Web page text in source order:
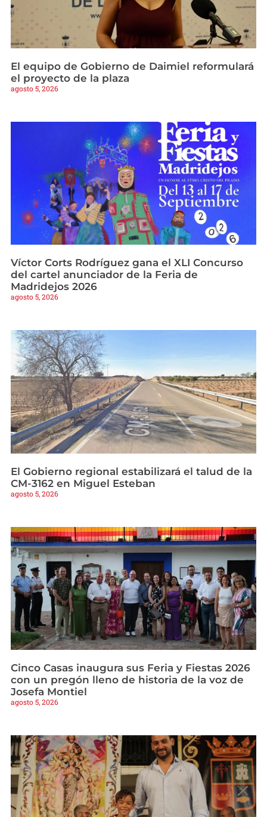
El equipo de Gobierno de Daimiel reformulará
el proyecto de la plaza
agosto 5, 2026
Víctor Corts Rodríguez gana el XLI Concurso
del cartel anunciador de la Feria de
Madridejos 2026
agosto 5, 2026
El Gobierno regional estabilizará el talud de la
CM-3162 en Miguel Esteban
agosto 5, 2026
Cinco Casas inaugura sus Feria y Fiestas 2026
con un pregón lleno de historia de la voz de
Josefa Montiel
agosto 5, 2026